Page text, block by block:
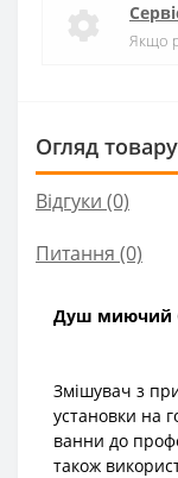
Якщо
Огляд товару
Відгуки (0)
Питання (0)
Душ миючий
Змішувач з
установки на
ванни до
також